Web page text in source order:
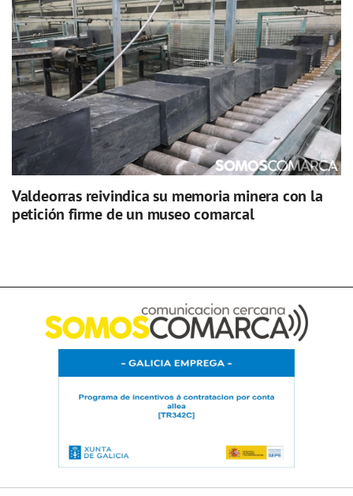
Valdeorras reivindica su memoria minera con la
petición firme de un museo comarcal